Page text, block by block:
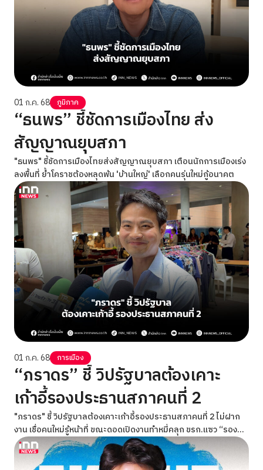
01 ก.ค. 68 ภูมิภาค
“ธนพร” ชี้ชัดการเมืองไทย ส่ง
สัญญาณยุบสภา
"ธนพร" ชี้ชัดการเมืองไทยส่งสัญญาณยุบสภา เตือนนักการเมืองเร่ง
ลงพื้นที่ ย้ำโคราชต้องหลุดพ้น 'บ้านใหญ่' เลือกคนรุ่นใหม่กู้อนาคต
01 ก.ค. 68 การเมือง
“ภราดร” ชี้ วิปรัฐบาลต้องเคาะ
เก้าอี้รองประธานสภาคนที่ 2
"ภราดร" ชี้ วิปรัฐบาลต้องเคาะเก้าอี้รองประธานสภาคนที่ 2 ไม่ฝาก
งาน เชื่อคนใหม่รู้หน้าที่ ขณะดอดเปิดงานทำหมี่คลุก ขรก.แซว “รอง
แบด” ยังอบอุ่นเหมือนเดิม